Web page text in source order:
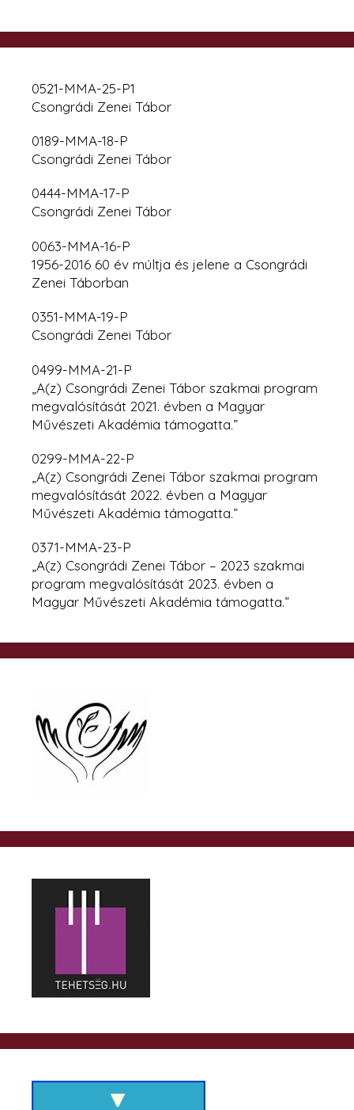
0521-MMA-25-P1
Csongrádi Zenei Tábor
0189-MMA-18-P
Csongrádi Zenei Tábor
0444-MMA-17-P
Csongrádi Zenei Tábor
0063-MMA-16-P
1956-2016 60 év múltja és jelene a Csongrádi
Zenei Táborban
0351-MMA-19-P
Csongrádi Zenei Tábor
0499-MMA-21-P
„A(z) Csongrádi Zenei Tábor szakmai program
megvalósítását 2021. évben a Magyar
Művészeti Akadémia támogatta.”
0299-MMA-22-P
„A(z) Csongrádi Zenei Tábor szakmai program
megvalósítását 2022. évben a Magyar
Művészeti Akadémia támogatta.”
0371-MMA-23-P
„A(z) Csongrádi Zenei Tábor – 2023 szakmai
program megvalósítását 2023. évben a
Magyar Művészeti Akadémia támogatta.”